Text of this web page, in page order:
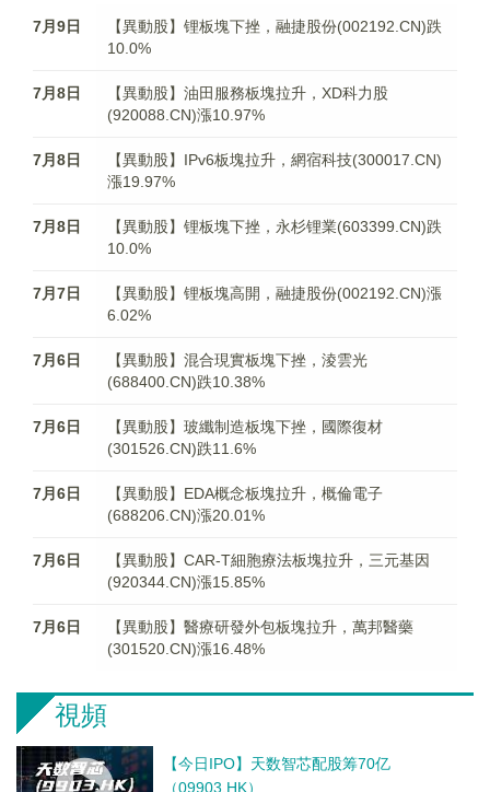
7月9日
【異動股】锂板塊下挫，融捷股份(002192.CN)跌
10.0%
7月8日
【異動股】油田服務板塊拉升，XD科力股
(920088.CN)漲10.97%
7月8日
【異動股】IPv6板塊拉升，網宿科技(300017.CN)
漲19.97%
7月8日
【異動股】锂板塊下挫，永杉锂業(603399.CN)跌
10.0%
7月7日
【異動股】锂板塊高開，融捷股份(002192.CN)漲
6.02%
7月6日
【異動股】混合現實板塊下挫，淩雲光
(688400.CN)跌10.38%
7月6日
【異動股】玻纖制造板塊下挫，國際復材
(301526.CN)跌11.6%
7月6日
【異動股】EDA概念板塊拉升，概倫電子
(688206.CN)漲20.01%
7月6日
【異動股】CAR-T細胞療法板塊拉升，三元基因
(920344.CN)漲15.85%
7月6日
【異動股】醫療研發外包板塊拉升，萬邦醫藥
(301520.CN)漲16.48%
視頻
【今日IPO】天数智芯配股筹70亿
（09903.HK）